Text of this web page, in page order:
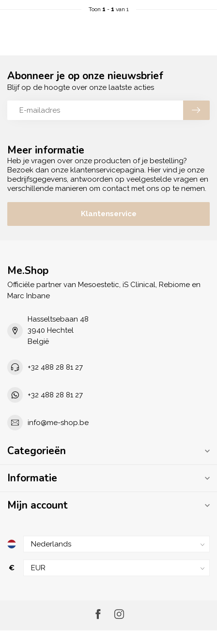
Toon 1 - 1 van 1
Meer informatie
Heb je vragen over onze producten of je bestelling?
Bezoek dan onze klantenservicepagina. Hier vind je onze
bedrijfsgegevens, antwoorden op veelgestelde vragen en
verschillende manieren om contact met ons op te nemen.
Klantenservice
Abonneer je op onze nieuwsbrief
Blijf op de hoogte over onze laatste acties
Me.Shop
Officiële partner van Mesoestetic, iS Clinical, Rebiome en
Marc Inbane
Hasseltsebaan 48
3940 Hechtel
België
+32 488 28 81 27
+32 488 28 81 27
info@me-shop.be
Categorieën
Informatie
Mijn account
€